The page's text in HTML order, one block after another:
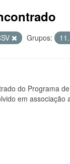
Grupos:
do Programa
em associação